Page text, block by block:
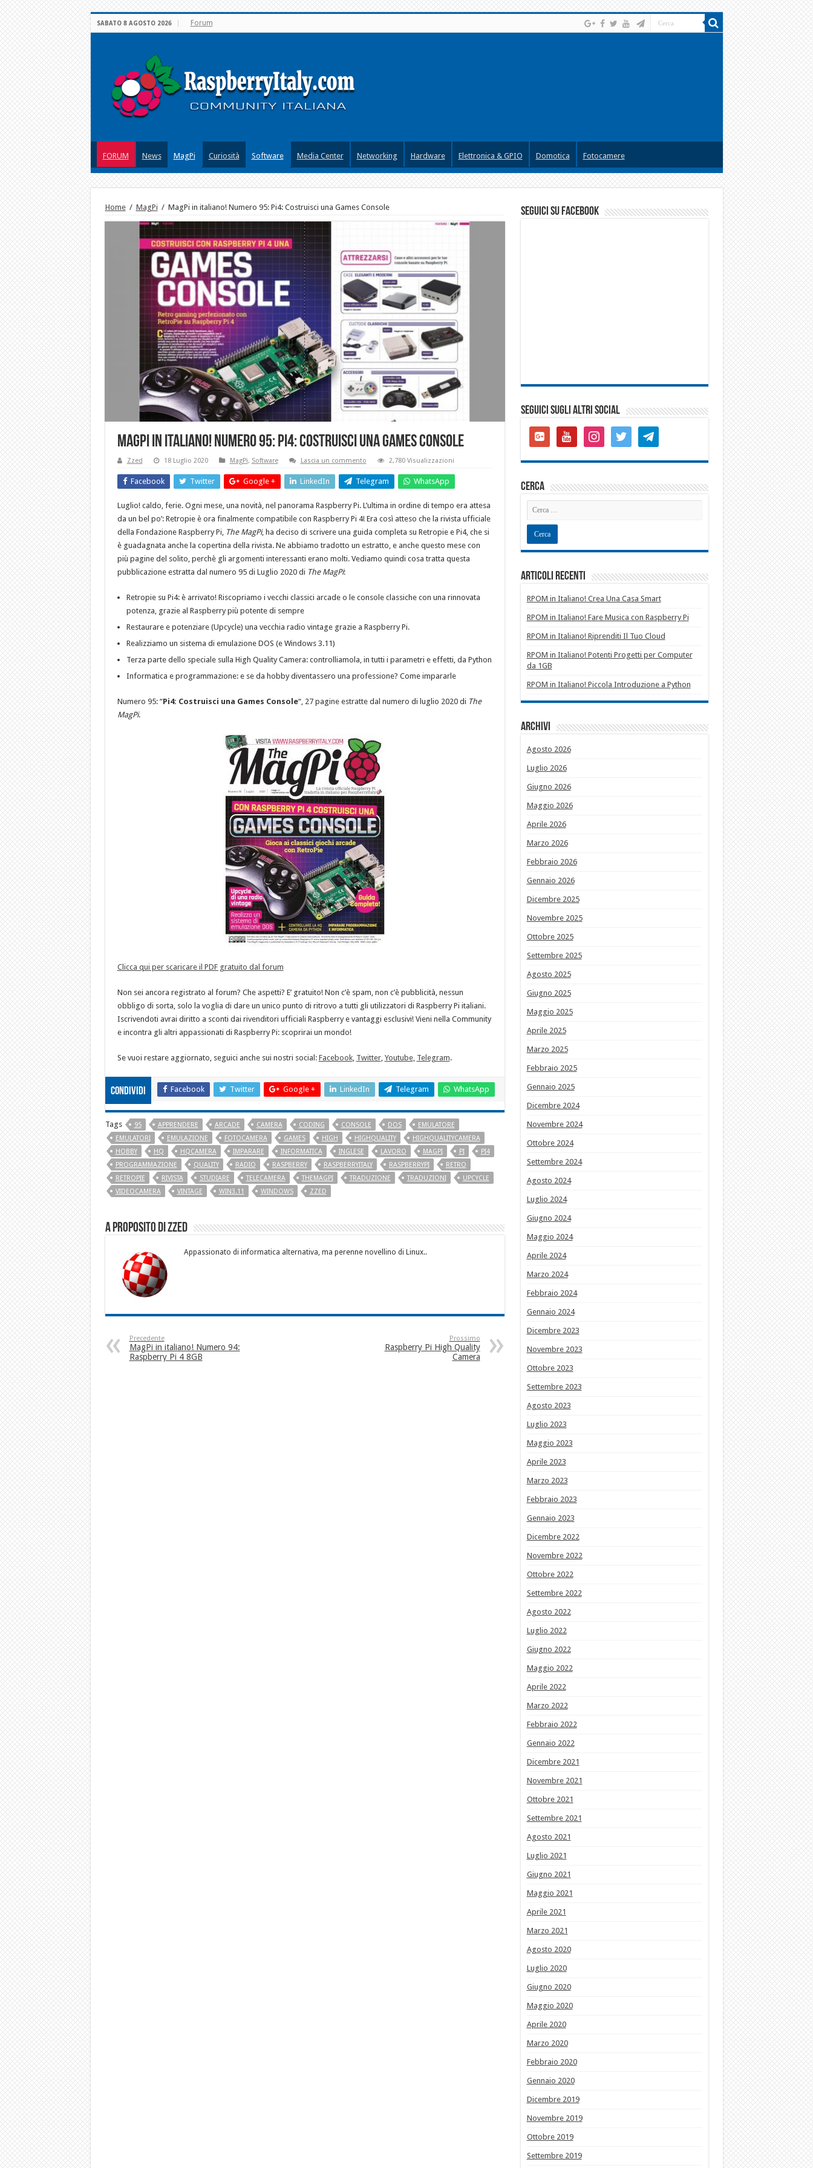
SABATO 8 AGOSTO 2026 Forum
FORUM News MagPi Curiosità Software Media Center Networking Hardware Elettronica & GPIO Domotica Fotocamere
Home / MagPi / MagPi in italiano! Numero 95: Pi4: Costruisci una Games Console
MagPi in italiano! Numero 95: Pi4: Costruisci una Games Console
Zzed 18 Luglio 2020 MagPi, Software Lascia un commento 2,780 Visualizzazioni
Facebook Twitter Google + LinkedIn Telegram WhatsApp
Luglio! caldo, ferie. Ogni mese, una novità, nel panorama Raspberry Pi. L’ultima in ordine di tempo era attesa
da un bel po’: Retropie è ora finalmente compatibile con Raspberry Pi 4! Era così atteso che la rivista ufficiale
della Fondazione Raspberry Pi, The MagPi, ha deciso di scrivere una guida completa su Retropie e Pi4, che si
è guadagnata anche la copertina della rivista. Ne abbiamo tradotto un estratto, e anche questo mese con
più pagine del solito, perchè gli argomenti interessanti erano molti. Vediamo quindi cosa tratta questa
pubblicazione estratta dal numero 95 di Luglio 2020 di The MagPi:
Retropie su Pi4: è arrivato! Riscopriamo i vecchi classici arcade o le console classiche con una rinnovata
potenza, grazie al Raspberry più potente di sempre
Restaurare e potenziare (Upcycle) una vecchia radio vintage grazie a Raspberry Pi.
Realizziamo un sistema di emulazione DOS (e Windows 3.11)
Terza parte dello speciale sulla High Quality Camera: controlliamola, in tutti i parametri e effetti, da Python
Informatica e programmazione: e se da hobby diventassero una professione? Come impararle
Numero 95: “Pi4: Costruisci una Games Console“, 27 pagine estratte dal numero di luglio 2020 di The
MagPi.
Clicca qui per scaricare il PDF gratuito dal forum
Non sei ancora registrato al forum? Che aspetti? E’ gratuito! Non c’è spam, non c’è pubblicità, nessun
obbligo di sorta, solo la voglia di dare un unico punto di ritrovo a tutti gli utilizzatori di Raspberry Pi italiani.
Iscrivendoti avrai diritto a sconti dai rivenditori ufficiali Raspberry e vantaggi esclusivi! Vieni nella Community
e incontra gli altri appassionati di Raspberry Pi: scoprirai un mondo!
Se vuoi restare aggiornato, seguici anche sui nostri social: Facebook, Twitter, Youtube, Telegram.
Condividi Facebook Twitter Google + LinkedIn Telegram WhatsApp
Tags 95 APPRENDERE ARCADE CAMERA CODING CONSOLE DOS
EMULATORE
EMULATORI
EMULAZIONE FOTOCAMERA GAMES HIGH HIGHQUALITY
HIGHQUALITYCAMERA
HOBBY
HQ HQCAMERA IMPARARE INFORMATICA INGLESE LAVORO MAGPI PI
PI4
PROGRAMMAZIONE
QUALITY RADIO RASPBERRY RASPBERRYITALY RASPBERRYPI
RETRO
RETROPIE
RIVISTA STUDIARE TELECAMERA THEMAGPI TRADUZIONE TRADUZIONI
UPCYCLE
VIDEOCAMERA
VINTAGE WIN3.11 WINDOWS ZZED
A proposito di Zzed
Appassionato di informatica alternativa, ma perenne novellino di Linux..
Precedente
MagPi in italiano! Numero 94:
Raspberry Pi 4 8GB
Prossimo
Raspberry Pi High Quality
Camera
seguici su facebook
SEGUICI SUGLI ALTRI SOCIAL
google-
plus-
youtube instagramtwitter telegram
cerca
Articoli recenti
RPOM in Italiano! Crea Una Casa Smart
RPOM in Italiano! Fare Musica con Raspberry Pi
RPOM in Italiano! Riprenditi Il Tuo Cloud
RPOM in Italiano! Potenti Progetti per Computer
da 1GB
RPOM in Italiano! Piccola Introduzione a Python
Archivi
Agosto 2026
Luglio 2026
Giugno 2026
Maggio 2026
Aprile 2026
Marzo 2026
Febbraio 2026
Gennaio 2026
Dicembre 2025
Novembre 2025
Ottobre 2025
Settembre 2025
Agosto 2025
Giugno 2025
Maggio 2025
Aprile 2025
Marzo 2025
Febbraio 2025
Gennaio 2025
Dicembre 2024
Novembre 2024
Ottobre 2024
Settembre 2024
Agosto 2024
Luglio 2024
Giugno 2024
Maggio 2024
Aprile 2024
Marzo 2024
Febbraio 2024
Gennaio 2024
Dicembre 2023
Novembre 2023
Ottobre 2023
Settembre 2023
Agosto 2023
Luglio 2023
Maggio 2023
Aprile 2023
Marzo 2023
Febbraio 2023
Gennaio 2023
Dicembre 2022
Novembre 2022
Ottobre 2022
Settembre 2022
Agosto 2022
Luglio 2022
Giugno 2022
Maggio 2022
Aprile 2022
Marzo 2022
Febbraio 2022
Gennaio 2022
Dicembre 2021
Novembre 2021
Ottobre 2021
Settembre 2021
Agosto 2021
Luglio 2021
Giugno 2021
Maggio 2021
Aprile 2021
Marzo 2021
Agosto 2020
Luglio 2020
Giugno 2020
Maggio 2020
Aprile 2020
Marzo 2020
Febbraio 2020
Gennaio 2020
Dicembre 2019
Novembre 2019
Ottobre 2019
Settembre 2019